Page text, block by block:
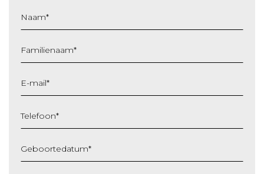
Naam*
Familienaam*
E-mail*
Telefoon*
Geboortedatum*